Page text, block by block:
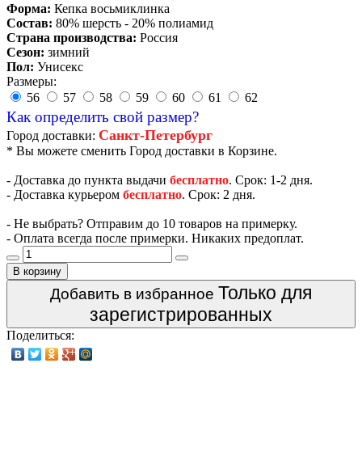
Форма: Кепка восьмиклинка
Состав: 80% шерсть - 20% полиамид
Страна производства: Россия
Сезон: зимний
Пол: Унисекс
Размеры:
56
57 58 59 60 61 62
Как определить свой размер?
Город доставки: Санкт-Петербург
* Вы можете сменить Город доставки в Корзине.
- Доставка до пункта выдачи бесплатно. Срок: 1-2 дня.
- Доставка курьером бесплатно. Срок: 2 дня.
- Не выбрать? Отправим до 10 товаров на примерку.
- Оплата всегда после примерки. Никаких предоплат.
В корзину
Добавить в избранное Только для
зарегистрированных
Поделиться: